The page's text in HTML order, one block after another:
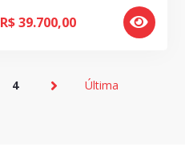
R$39.700,00
4 Última